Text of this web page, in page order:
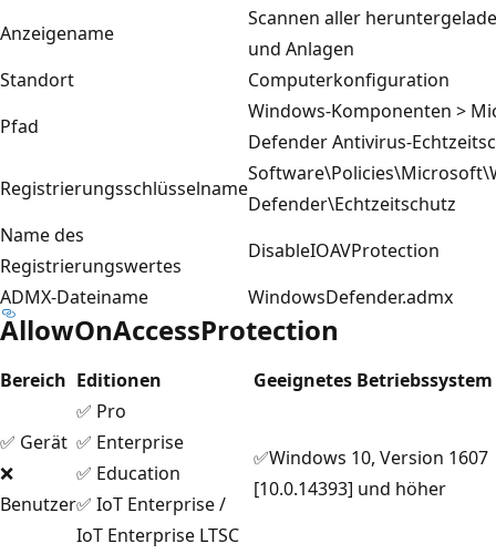
Anzeigename
Scannen aller
und Anlagen
Standort
Computerkonfiguration
Pfad
Windows-Komponenten >
Defender Antivirus-
Registrierungsschlüsselname
Defender\Echtzeitschutz
Name des
Registrierungswertes
DisableIOAVProtection
ADMX-Dateiname
WindowsDefender.admx
AllowOnAccessProtection
Bereich Editionen Geeignetes Betriebssystem
✅ Gerät
❌
Benutzer
✅ Pro
✅ Enterprise
✅ Education
✅ IoT Enterprise /
IoT Enterprise LTSC
✅Windows 10, Version 1607
[10.0.14393] und höher